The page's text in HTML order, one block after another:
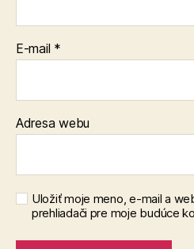
E-mail *
Adresa webu
Uložiť moje meno, e-mail a
prehliadači pre moje budúce